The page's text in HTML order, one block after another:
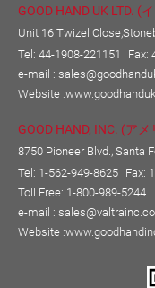
GOOD HAND UK LTD. (
Unit 16 Twizel
Tel: 44-1908-221151
Fax:
e-mail :
Website :
GOOD HAND, INC. (アメ
8750 Pioneer Blvd., Santa
Tel: 1-562-949-8625 Fax:
Toll Free: 1-800-989-5244
e-mail :
Website :